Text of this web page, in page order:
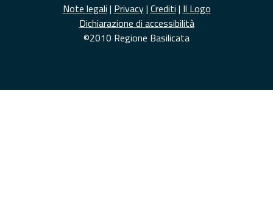
Note legali | Privacy| Crediti | Il Logo
Dichiarazione di accessibilità
©2010 Regione Basilicata